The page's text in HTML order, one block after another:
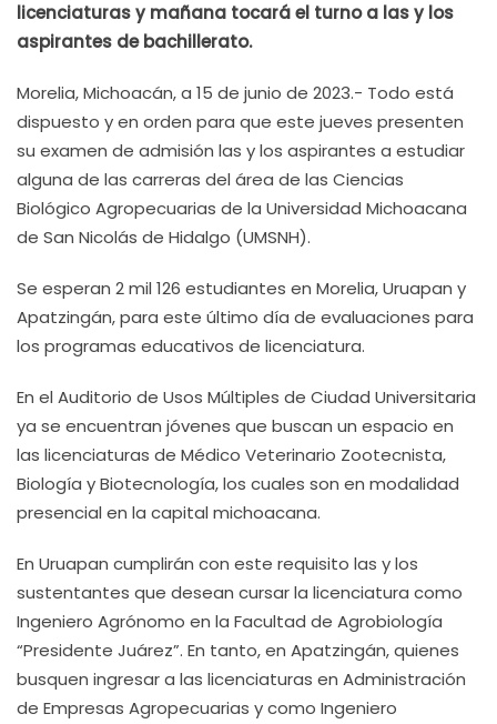
licenciaturas y mañana tocará el turno a las y los
aspirantes de bachillerato.
Morelia, Michoacán, a 15 de junio de 2023.- Todo está
dispuesto y en orden para que este jueves presenten
su examen de admisión las y los aspirantes a estudiar
alguna de las carreras del área de las Ciencias
Biológico Agropecuarias de la Universidad Michoacana
de San Nicolás de Hidalgo (UMSNH).
Se esperan 2 mil 126 estudiantes en Morelia, Uruapan y
Apatzingán, para este último día de evaluaciones para
los programas educativos de licenciatura.
En el Auditorio de Usos Múltiples de Ciudad Universitaria
ya se encuentran jóvenes que buscan un espacio en
las licenciaturas de Médico Veterinario Zootecnista,
Biología y Biotecnología, los cuales son en modalidad
presencial en la capital michoacana.
En Uruapan cumplirán con este requisito las y los
sustentantes que desean cursar la licenciatura como
Ingeniero Agrónomo en la Facultad de Agrobiología
“Presidente Juárez”. En tanto, en Apatzingán, quienes
busquen ingresar a las licenciaturas en Administración
de Empresas Agropecuarias y como Ingeniero